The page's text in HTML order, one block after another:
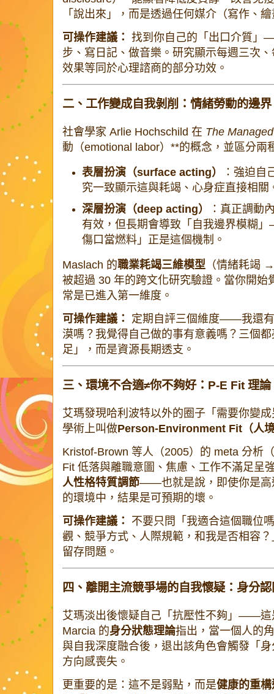
「說出來」，而是透過任何媒介（寫作、
可操作建議： 找到你自己的「出口介質」
步、寫日記、做音樂。研究顯示每週三次
效果等同於心理諮商的部分功效。
二、工作變成自我剝削：情緒勞動的邊界
社會學家 Arlie Hochschild 在 The
動（emotional labor）**的概念，並區分兩
表層扮演（surface acting）
：強迫自
究一致顯示這與耗竭、心身症直接相關
深層扮演（deep acting）
：真正調動
有效，但長期會導致「自我邊界模糊
傷口當燃料」正是這個機制。
Maslach 的職業耗竭三維模型 （情緒耗竭
被超過 30 年的跨文化研究驗證。當你開始
常是已進入第一維度。
可操作建議：
定期自評三個維度——我還
漠嗎？我覺得自己做的事有意義嗎？三個
足」，而是資源長期透支。
三、環境不合適≠你不夠好：P-E Fit 理論
艾瑪發現哈利波特以外的圈子「需要你變
學術上叫做Person-Environment Fit（人
Kristof-Brown 等人（2005）的 meta 分析
Fit 低落與離職意圖、焦慮、工作不滿足呈
人性格特質調節——也就是說，即使你是高
的環境中，結果是可預期的壞。
可操作建議：
不要只問「我適合這個職位
觀、競爭方式、人際規範，和我是否相容
留存問題。
四、離開主流競爭場的自我懷疑：身分
艾瑪淡出後懷疑自己「抗壓性不夠」——這
Marcia 的身分狀態理論指出，當一個人的
與自我深度融合後，退出該角色會觸發「
方向感喪失。
更重要的是：這不是弱點，而是健康的重構